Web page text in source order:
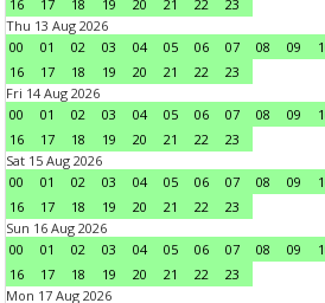
16
17 18 19 20 21 22
23
Thu 13 Aug 2026
00
01 02 03 04 05 06 07 08 09
16
17 18 19 20 21 22
23
Fri 14 Aug 2026
00
01 02 03 04 05 06 07 08 09
16
17 18 19 20 21 22
23
Sat 15 Aug 2026
00
01 02 03 04 05 06 07 08 09
16
17 18 19 20 21 22
23
Sun 16 Aug 2026
00
01 02 03 04 05 06 07 08 09
16
17 18 19 20 21 22
23
Mon 17 Aug 2026